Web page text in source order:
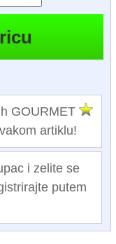
GOURMET
artiklu!
i zelite se
putem